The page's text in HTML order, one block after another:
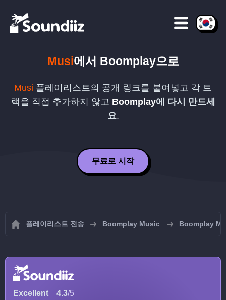
Musi에서 Boomplay으로
Musi 플레이리스트의 공개 링크를 붙여넣고 각 트
랙을 직접 추가하지 않고 Boomplay에 다시 만드세
요.
무료로 시작
플레이리스트 전송 Boomplay Music Boomplay
Excellent 4.3/5